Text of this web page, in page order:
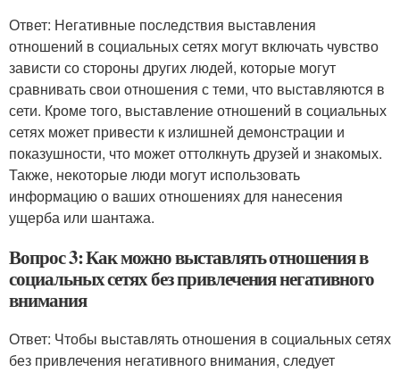
Ответ: Негативные последствия выставления
отношений в социальных сетях могут включать чувство
зависти со стороны других людей, которые могут
сравнивать свои отношения с теми, что выставляются в
сети. Кроме того, выставление отношений в социальных
сетях может привести к излишней демонстрации и
показушности, что может оттолкнуть друзей и знакомых.
Также, некоторые люди могут использовать
информацию о ваших отношениях для нанесения
ущерба или шантажа.
Вопрос 3: Как можно выставлять отношения в
социальных сетях без привлечения негативного
внимания
Ответ: Чтобы выставлять отношения в социальных сетях
без привлечения негативного внимания, следует